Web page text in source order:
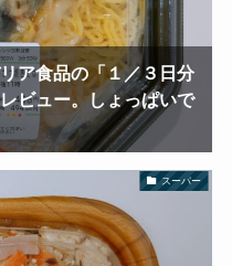
ア食品の「１／３日分
ビュー。しょっぱいで
スーパー